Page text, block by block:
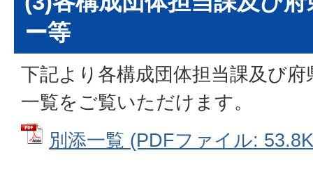
ー等
下記より各構成団体担当課及び
一覧をご覧いただけます。
別添一覧 (PDFファイル: